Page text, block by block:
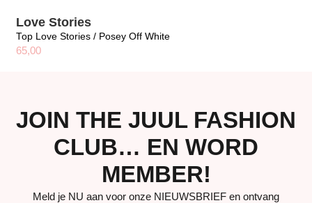
Love Stories
Top Love Stories / Posey Off White
65,00
JOIN THE JUUL FASHION
CLUB… EN WORD
MEMBER!
Meld je NU aan voor onze NIEUWSBRIEF en ontvang